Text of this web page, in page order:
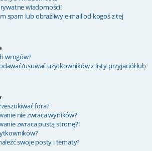
wiadomości!
spam lub obraźliwy e-mail od kogoś z tej
i wrogów?
usuwać użytkowników z listy przyjaciół lub
fora?
nie zwraca wyników?
zwraca pustą stronę?!
swoje posty i tematy?